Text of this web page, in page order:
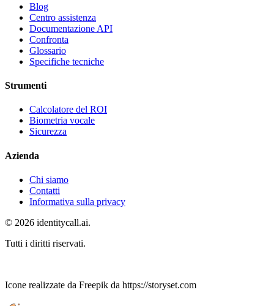
Blog
Centro assistenza
Documentazione API
Confronta
Glossario
Specifiche tecniche
Strumenti
Calcolatore del ROI
Biometria vocale
Sicurezza
Azienda
Chi siamo
Contatti
Informativa sulla privacy
© 2026 identitycall.ai.
Tutti i diritti riservati.
Icone realizzate da Freepik da https://storyset.com